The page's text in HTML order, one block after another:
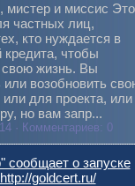
мистер и миссис Это
частных лиц,
кто нуждается в
кредита, чтобы
свою жизнь. Вы
или возобновить
или для проекта, или
но вам запр...
· Комментариев: 0
сообщает о запуске
goldcert.ru/